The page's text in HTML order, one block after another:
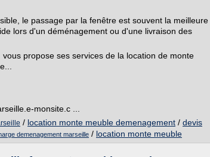
le passage par la fenêtre est souvent la meilleure
lors d'un déménagement ou d'une livraison des
propose ses services de la location de monte
monsite.c ...
/ location monte meuble demenagement / devis
demenagement marseille / location monte meuble